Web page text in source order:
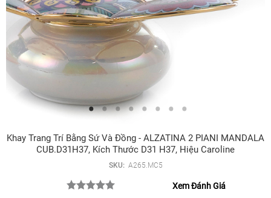
Khay Trang Trí Bằng Sứ Và Đồng - ALZATINA 2 PIANI MANDALA
CUB.D31H37, Kích Thước D31 H37, Hiệu Caroline
SKU: A265.MC5
Xem Đánh Giá